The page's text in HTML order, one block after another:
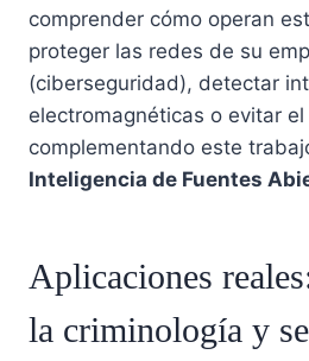
comprender cómo operan
proteger las redes de su
(ciberseguridad), detectar
electromagnéticas o evitar
complementando este
Inteligencia de Fuentes
Aplicaciones
la criminología y